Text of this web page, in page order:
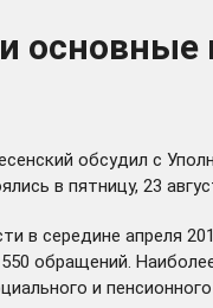
обсудил с
в пятницу, 23
середине апреля
обращений.
и пенсионного